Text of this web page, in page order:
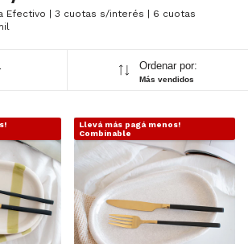
Efectivo | 3 cuotas s/interés | 6 cuotas
Ordenar por:
Más vendidos
Llevá más pagá menos!
Combinable